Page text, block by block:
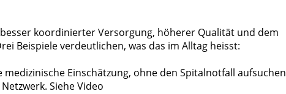
koordinierter Versorgung, höherer Qualität und dem
Beispiele verdeutlichen, was das im Alltag heisst:
Einschätzung, ohne den Spitalnotfall aufsuchen
Siehe Video